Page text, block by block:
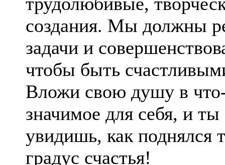
создания. Мы должны
задачи и
чтобы быть
Вложи свою душу в
значимое для себя, и ты
увидишь, как поднялся
градус счастья!